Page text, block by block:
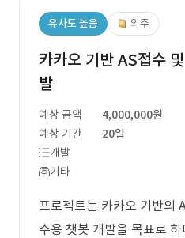
유사도 높음 외주
카카오 기반 AS접수
발
예상 금액
4,000,000원
예상 기간
20일
개발
기타
프로젝트는 카카오 기반의
수용 챗봇 개발을 목표로